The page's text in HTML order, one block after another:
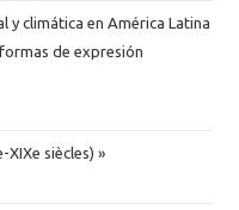
y climática en América Latina
de expresión
siècles) »